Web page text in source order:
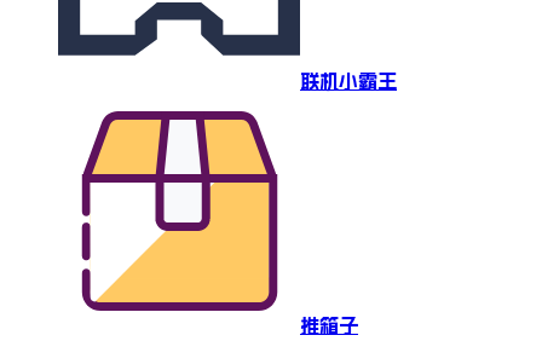
联机小霸王
推箱子